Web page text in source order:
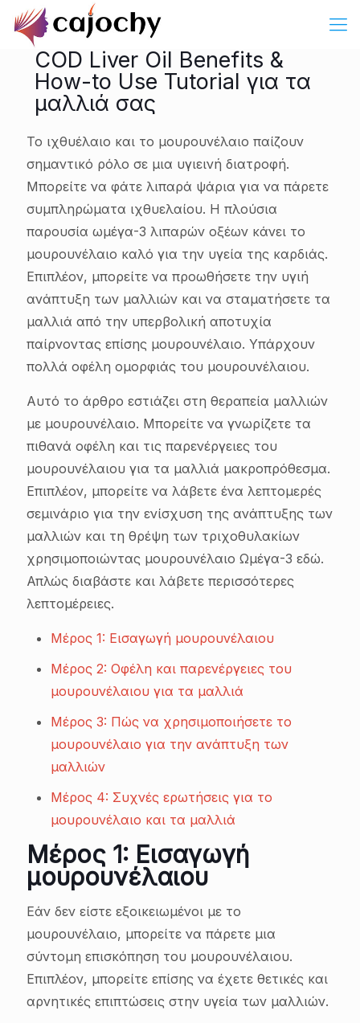
COD Liver Oil Benefits &
How-to Use Tutorial για τα
μαλλιά σας
Το ιχθυέλαιο και το μουρουνέλαιο παίζουν
σημαντικό ρόλο σε μια υγιεινή διατροφή.
Μπορείτε να φάτε λιπαρά ψάρια για να πάρετε
συμπληρώματα ιχθυελαίου. Η πλούσια
παρουσία ωμέγα-3 λιπαρών οξέων κάνει το
μουρουνέλαιο καλό για την υγεία της καρδιάς.
Επιπλέον, μπορείτε να προωθήσετε την υγιή
ανάπτυξη των μαλλιών και να σταματήσετε τα
μαλλιά από την υπερβολική αποτυχία
παίρνοντας επίσης μουρουνέλαιο. Υπάρχουν
πολλά οφέλη ομορφιάς του μουρουνέλαιου.
Αυτό το άρθρο εστιάζει στη θεραπεία μαλλιών
με μουρουνέλαιο. Μπορείτε να γνωρίζετε τα
πιθανά οφέλη και τις παρενέργειες του
μουρουνέλαιου για τα μαλλιά μακροπρόθεσμα.
Επιπλέον, μπορείτε να λάβετε ένα λεπτομερές
σεμινάριο για την ενίσχυση της ανάπτυξης των
μαλλιών και τη θρέψη των τριχοθυλακίων
χρησιμοποιώντας μουρουνέλαιο Ωμέγα-3 εδώ.
Απλώς διαβάστε και λάβετε περισσότερες
λεπτομέρειες.
Μέρος 1: Εισαγωγή μουρουνέλαιου
Μέρος 2: Οφέλη και παρενέργειες του
μουρουνέλαιου για τα μαλλιά
Μέρος 3: Πώς να χρησιμοποιήσετε το
μουρουνέλαιο για την ανάπτυξη των
μαλλιών
Μέρος 4: Συχνές ερωτήσεις για το
μουρουνέλαιο και τα μαλλιά
Μέρος 1: Εισαγωγή
μουρουνέλαιου
Εάν δεν είστε εξοικειωμένοι με το
μουρουνέλαιο, μπορείτε να πάρετε μια
σύντομη επισκόπηση του μουρουνέλαιου.
Επιπλέον, μπορείτε επίσης να έχετε θετικές και
αρνητικές επιπτώσεις στην υγεία των μαλλιών.